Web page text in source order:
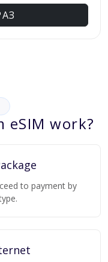
eSIM work?
to payment by